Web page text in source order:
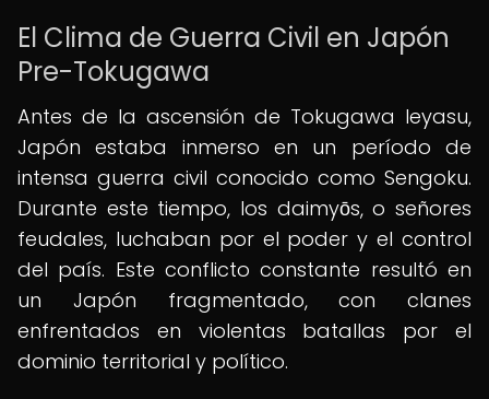
El Clima de Guerra Civil en Japón
Pre-Tokugawa
Antes de la ascensión de Tokugawa Ieyasu,
Japón estaba inmerso en un período de
intensa guerra civil conocido como Sengoku.
Durante este tiempo, los daimyōs, o señores
feudales, luchaban por el poder y el control
del país. Este conflicto constante resultó en
un Japón fragmentado, con clanes
enfrentados en violentas batallas por el
dominio territorial y político.